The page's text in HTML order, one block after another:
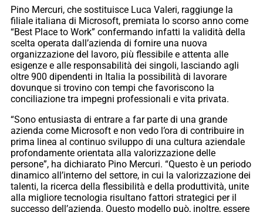
Pino Mercuri, che sostituisce Luca Valeri, raggiunge la
filiale italiana di Microsoft, premiata lo scorso anno come
“Best Place to Work” confermando infatti la validità della
scelta operata dall’azienda di fornire una nuova
organizzazione del lavoro, più flessibile e attenta alle
esigenze e alle responsabilità dei singoli, lasciando agli
oltre 900 dipendenti in Italia la possibilità di lavorare
dovunque si trovino con tempi che favoriscono la
conciliazione tra impegni professionali e vita privata.
“Sono entusiasta di entrare a far parte di una grande
azienda come Microsoft e non vedo l’ora di contribuire in
prima linea al continuo sviluppo di una cultura aziendale
profondamente orientata alla valorizzazione delle
persone”, ha dichiarato Pino Mercuri. “Questo è un periodo
dinamico all’interno del settore, in cui la valorizzazione dei
talenti, la ricerca della flessibilità e della produttività, unite
alla migliore tecnologia risultano fattori strategici per il
successo dell’azienda. Questo modello può, inoltre, essere